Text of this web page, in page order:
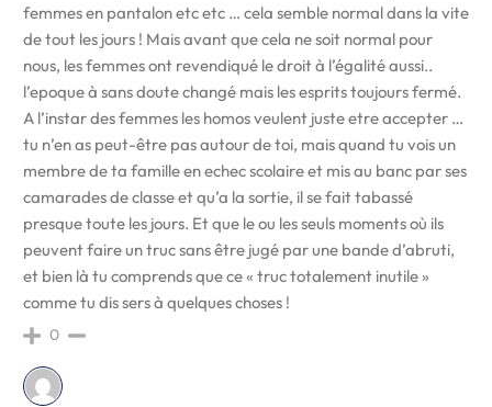
femmes en pantalon etc etc … cela semble normal dans la vite
de tout les jours ! Mais avant que cela ne soit normal pour
nous, les femmes ont revendiqué le droit à l’égalité aussi..
l’epoque à sans doute changé mais les esprits toujours fermé.
A l’instar des femmes les homos veulent juste etre accepter …
tu n’en as peut-être pas autour de toi, mais quand tu vois un
membre de ta famille en echec scolaire et mis au banc par ses
camarades de classe et qu’a la sortie, il se fait tabassé
presque toute les jours. Et que le ou les seuls moments où ils
peuvent faire un truc sans être jugé par une bande d’abruti,
et bien là tu comprends que ce « truc totalement inutile »
comme tu dis sers à quelques choses !
0